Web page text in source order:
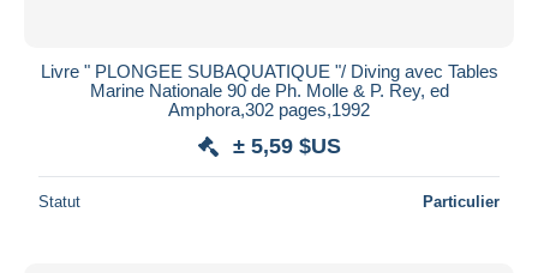
Livre " PLONGEE SUBAQUATIQUE "/ Diving avec Tables
Marine Nationale 90 de Ph. Molle & P. Rey, ed
Amphora,302 pages,1992
± 5,59 $US
Statut Particulier